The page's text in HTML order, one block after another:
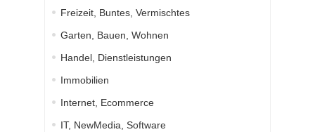
Freizeit, Buntes, Vermischtes
Garten, Bauen, Wohnen
Handel, Dienstleistungen
Immobilien
Internet, Ecommerce
IT, NewMedia, Software